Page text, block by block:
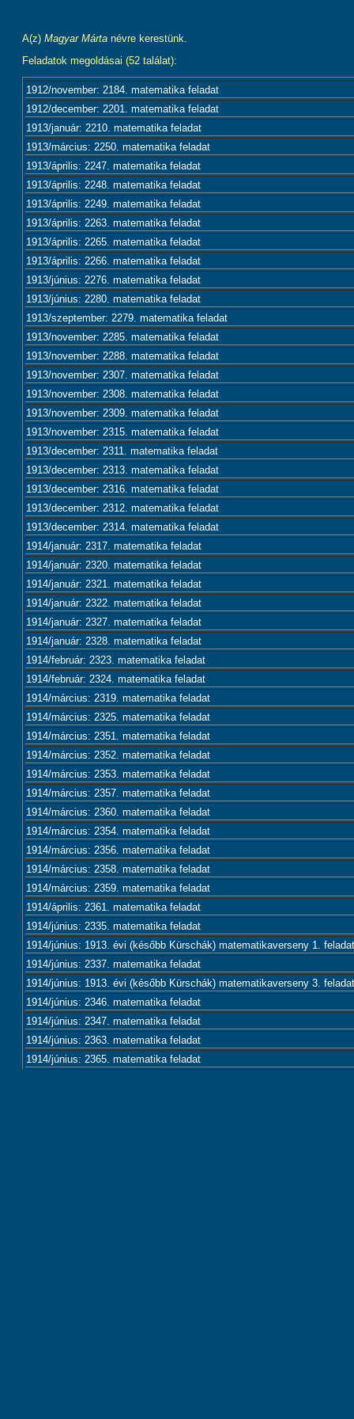
A(z) Magyar Márta névre kerestünk.
Feladatok megoldásai (52 találat):
1912/november: 2184. matematika feladat
1912/december: 2201. matematika feladat
1913/január: 2210. matematika feladat
1913/március: 2250. matematika feladat
1913/április: 2247. matematika feladat
1913/április: 2248. matematika feladat
1913/április: 2249. matematika feladat
1913/április: 2263. matematika feladat
1913/április: 2265. matematika feladat
1913/április: 2266. matematika feladat
1913/június: 2276. matematika feladat
1913/június: 2280. matematika feladat
1913/szeptember: 2279. matematika feladat
1913/november: 2285. matematika feladat
1913/november: 2288. matematika feladat
1913/november: 2307. matematika feladat
1913/november: 2308. matematika feladat
1913/november: 2309. matematika feladat
1913/november: 2315. matematika feladat
1913/december: 2311. matematika feladat
1913/december: 2313. matematika feladat
1913/december: 2316. matematika feladat
1913/december: 2312. matematika feladat
1913/december: 2314. matematika feladat
1914/január: 2317. matematika feladat
1914/január: 2320. matematika feladat
1914/január: 2321. matematika feladat
1914/január: 2322. matematika feladat
1914/január: 2327. matematika feladat
1914/január: 2328. matematika feladat
1914/február: 2323. matematika feladat
1914/február: 2324. matematika feladat
1914/március: 2319. matematika feladat
1914/március: 2325. matematika feladat
1914/március: 2351. matematika feladat
1914/március: 2352. matematika feladat
1914/március: 2353. matematika feladat
1914/március: 2357. matematika feladat
1914/március: 2360. matematika feladat
1914/március: 2354. matematika feladat
1914/március: 2356. matematika feladat
1914/március: 2358. matematika feladat
1914/március: 2359. matematika feladat
1914/április: 2361. matematika feladat
1914/június: 2335. matematika feladat
1914/június: 1913. évi (később Kürschák) matematikaverseny 1.
1914/június: 2337. matematika feladat
1914/június: 1913. évi (később Kürschák) matematikaverseny 3.
1914/június: 2346. matematika feladat
1914/június: 2347. matematika feladat
1914/június: 2363. matematika feladat
1914/június: 2365. matematika feladat